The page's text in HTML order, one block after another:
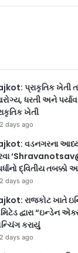
પ્રાકૃતિક
ધરતી અને
ખેતી
2 days ago
વડનગરના
દ્વિતીય
2 days ago
રાજકોટ ખાતે
દ્વારા “ઇન્ડેન
કરાયું
2 days ago